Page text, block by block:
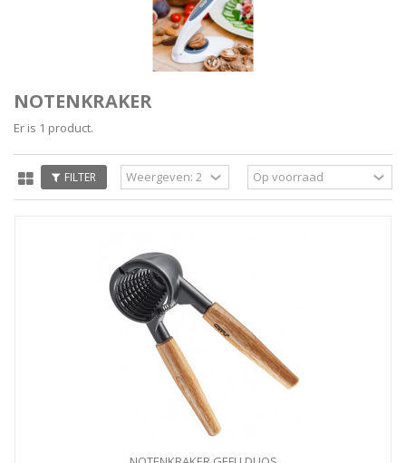
NOTENKRAKER
Er is 1 product.
FILTER